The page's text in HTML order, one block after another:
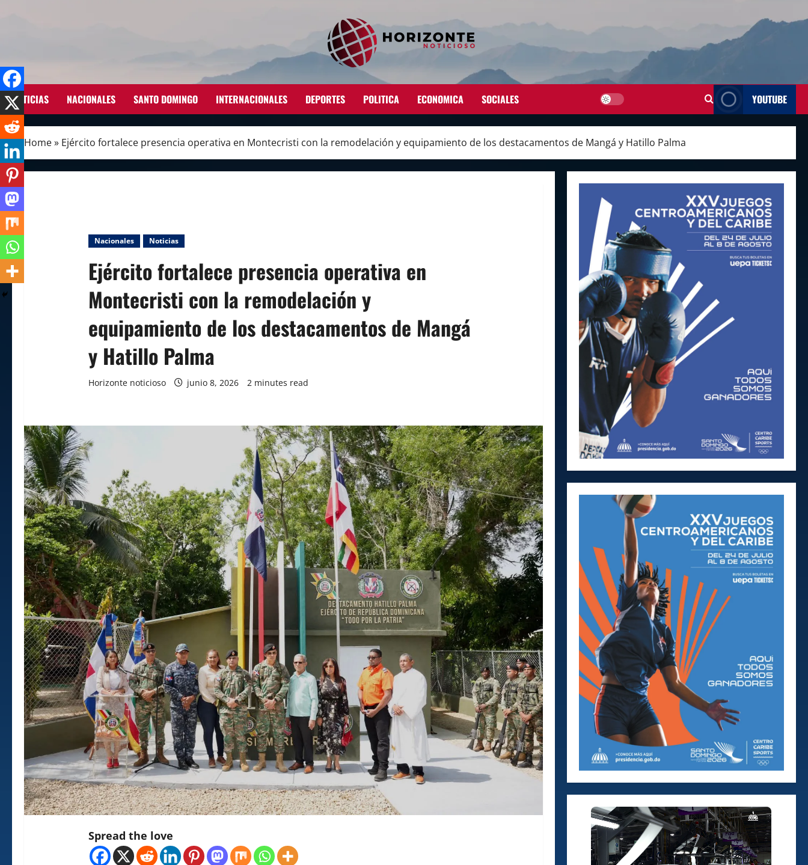
NOTICIAS NACIONALES SANTO DOMINGO INTERNACIONALES DEPORTES POLITICA ECONOMICA SOCIALES YOUTUBE
Home» Ejército fortalece presencia operativa en Montecristi con la remodelación y equipamiento de los destacamentos de Mangá y Hatillo Palma
Nacionales Noticias
Ejército fortalece presencia operativa en
Montecristi con la remodelación y
equipamiento de los destacamentos de Mangá
y Hatillo Palma
Horizonte noticioso junio 8, 2026 2 minutes read
Spread the love